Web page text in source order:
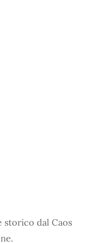
storico dal Caos